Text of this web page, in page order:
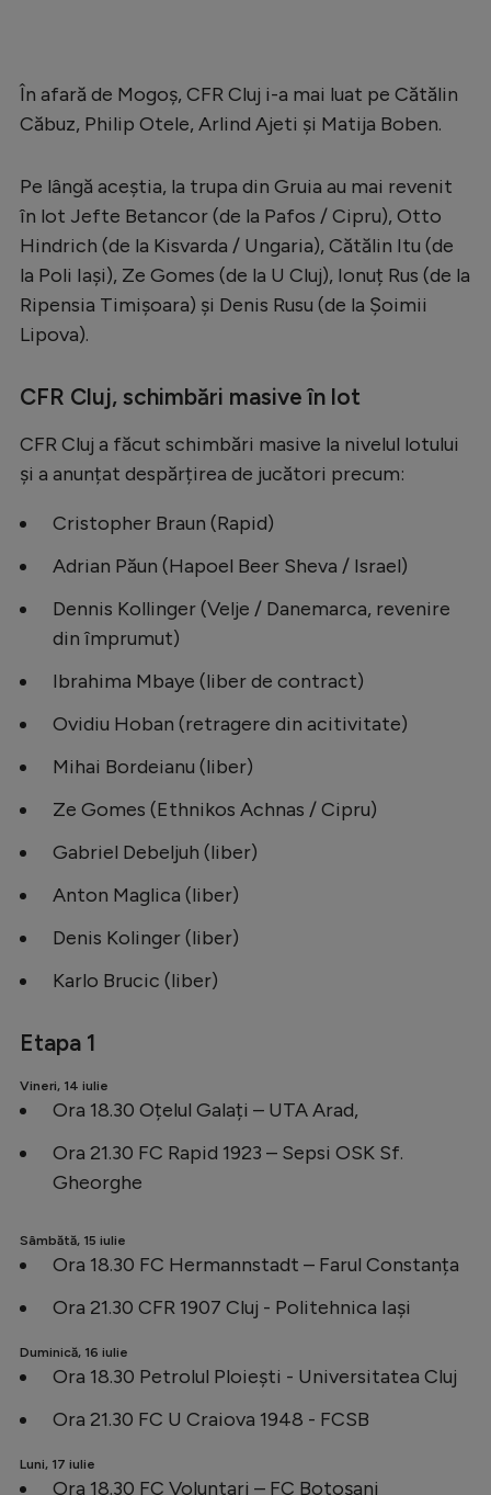
În afară de Mogoș, CFR Cluj i-a mai luat pe Cătălin
Căbuz, Philip Otele, Arlind Ajeti și Matija Boben.
Pe lângă aceștia, la trupa din Gruia au mai revenit
în lot Jefte Betancor (de la Pafos / Cipru), Otto
Hindrich (de la Kisvarda / Ungaria), Cătălin Itu (de
la Poli Iași), Ze Gomes (de la U Cluj), Ionuț Rus (de la
Ripensia Timișoara) și Denis Rusu (de la Șoimii
Lipova).
CFR Cluj, schimbări masive în lot
CFR Cluj a făcut schimbări masive la nivelul lotului
și a anunțat despărțirea de jucători precum:
Cristopher Braun (Rapid)
Adrian Păun (Hapoel Beer Sheva / Israel)
Dennis Kollinger (Velje / Danemarca, revenire
din împrumut)
Ibrahima Mbaye (liber de contract)
Ovidiu Hoban (retragere din acitivitate)
Mihai Bordeianu (liber)
Ze Gomes (Ethnikos Achnas / Cipru)
Gabriel Debeljuh (liber)
Anton Maglica (liber)
Denis Kolinger (liber)
Karlo Brucic (liber)
Etapa 1
Vineri, 14 iulie
Ora 18.30 Oțelul Galați – UTA Arad,
Ora 21.30 FC Rapid 1923 – Sepsi OSK Sf.
Gheorghe
Sâmbătă, 15 iulie
Ora 18.30 FC Hermannstadt – Farul Constanța
Ora 21.30 CFR 1907 Cluj - Politehnica Iași
Duminică, 16 iulie
Ora 18.30 Petrolul Ploiești - Universitatea Cluj
Ora 21.30 FC U Craiova 1948 - FCSB
Luni, 17 iulie
Ora 18.30 FC Voluntari – FC Botoșani